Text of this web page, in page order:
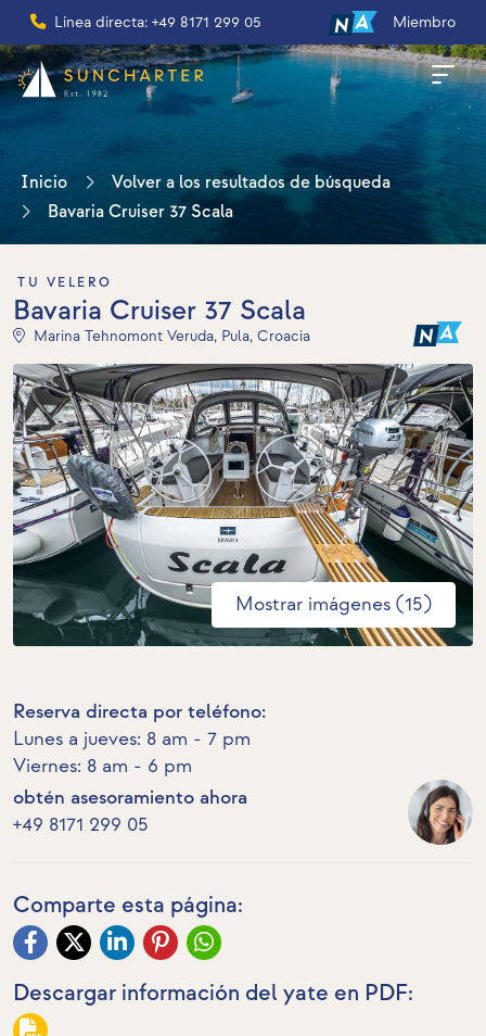
Línea directa: +49 8171 299 05 Miembro
Inicio
Volver a los resultados de búsqueda
Bavaria Cruiser 37 Scala
TU VELERO
Bavaria Cruiser 37 Scala
Marina Tehnomont Veruda, Pula, Croacia
Mostrar imágenes (15)
Reserva directa por teléfono:
Lunes a jueves: 8 am - 7 pm
Viernes: 8 am - 6 pm
obtén asesoramiento ahora
+49 8171 299 05
Comparte esta página:
Descargar información del yate en PDF: